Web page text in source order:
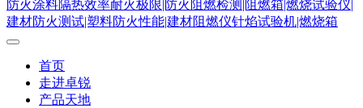
首页
走进卓锐
产品天地